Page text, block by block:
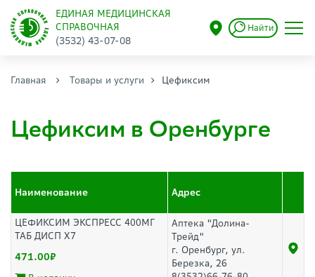
ЕДИНАЯ МЕДИЦИНСКАЯ
СПРАВОЧНАЯ
(3532) 43-07-08
Найти
Главная Товары и услуги Цефиксим
Цефиксим в Оренбурге
Наименование Адрес
ЦЕФИКСИМ ЭКСПРЕСС 400МГ
ТАБ ДИСП Х7
471.00
Аптека "Долина-
Трейд"
г. Оренбург, ул.
Березка, 26